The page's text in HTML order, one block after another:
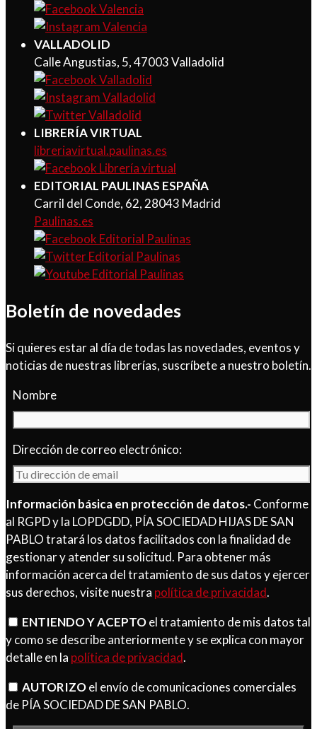
VALLADOLID
Calle Angustias, 5, 47003 Valladolid
LIBRERÍA VIRTUAL
libreriavirtual.paulinas.es
EDITORIAL PAULINAS ESPAÑA
Carril del Conde, 62, 28043 Madrid
Paulinas.es
Boletín de novedades
Si quieres estar al día de todas las novedades, eventos y
noticias de nuestras librerías, suscríbete a nuestro boletín.
Nombre
Dirección de correo electrónico:
Información básica en protección de datos.- Conforme
al RGPD y la LOPDGDD, PÍA SOCIEDAD HIJAS DE SAN
PABLO tratará los datos facilitados con la finalidad de
gestionar y atender su solicitud. Para obtener más
información acerca del tratamiento de sus datos y ejercer
sus derechos, visite nuestra política de privacidad.
ENTIENDO Y ACEPTOel tratamiento de mis datos tal
y como se describe anteriormente y se explica con mayor
detalle en la política de privacidad.
AUTORIZOel envío de comunicaciones comerciales
de PÍA SOCIEDAD DE SAN PABLO.